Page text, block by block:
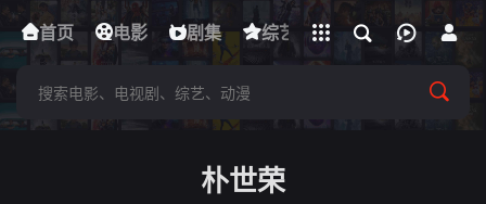
首页 电影 剧集 综艺 动漫 短剧
下载客户端
立即登录
朴世荣